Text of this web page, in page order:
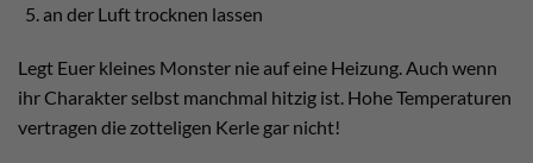
an der Luft trocknen lassen
Legt Euer kleines Monster nie auf eine Heizung. Auch wenn
ihr Charakter selbst manchmal hitzig ist. Hohe Temperaturen
vertragen die zotteligen Kerle gar nicht!